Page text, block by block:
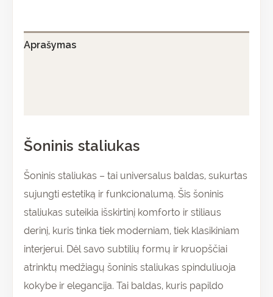
Aprašymas
Šoninis staliukas
Šoninis staliukas – tai universalus baldas, sukurtas
sujungti estetiką ir funkcionalumą. Šis šoninis
staliukas suteikia išskirtinį komforto ir stiliaus
derinį, kuris tinka tiek moderniam, tiek klasikiniam
interjerui. Dėl savo subtilių formų ir kruopščiai
atrinktų medžiagų šoninis staliukas spinduliuoja
kokybe ir elegancija. Tai baldas, kuris papildo